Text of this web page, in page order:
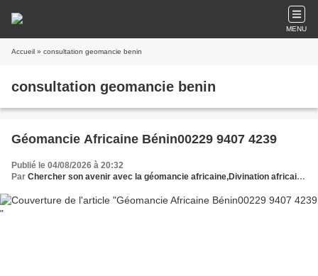
MENU
Accueil » consultation geomancie benin
consultation geomancie benin
Géomancie Africaine Bénin00229 9407 4239
Publié le 04/08/2026 à 20:32
Par Chercher son avenir avec la géomancie africaine,Divination africaine Bénin